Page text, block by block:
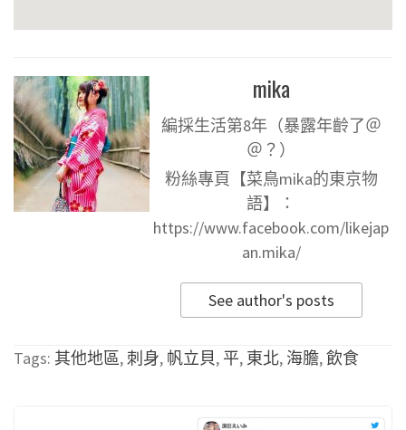
mika
編採生活第8年（暴露年齡了＠
＠？）
粉絲專頁【菜鳥mika的東京物
語】：
https://www.facebook.com/likejap
an.mika/
See author's posts
Tags: 其他地區,刺身, 帆立貝, 平, 東北, 海膽,飲食